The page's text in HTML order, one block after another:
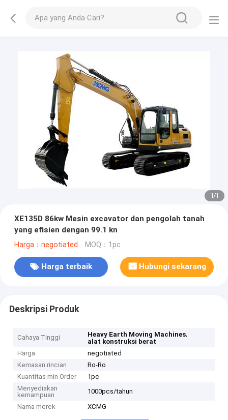
1/1
XE135D 86kw Mesin excavator dan pengolah tanah
yang efisien dengan 99.1 kn
Harga：negotiated MOQ：1pc
Harga terbaik Hubungi sekarang
Deskripsi Produk
Cahaya Tinggi Heavy Earth Moving Machines,
alat konstruksi berat
Harga
negotiated
Kemasan rincian
Ro-Ro
Kuantitas min Order
1pc
Menyediakan
kemampuan
1000pcs/tahun
Nama merek
XCMG